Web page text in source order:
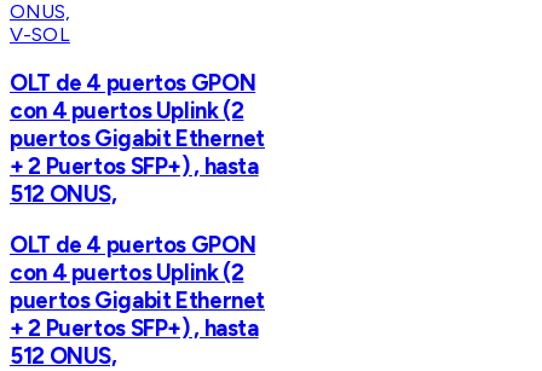
V-SOL
OLT de 4 puertos GPON
con 4 puertos Uplink (2
puertos Gigabit Ethernet
+ 2 Puertos SFP+) , hasta
512 ONUS,
OLT de 4 puertos GPON
con 4 puertos Uplink (2
puertos Gigabit Ethernet
+ 2 Puertos SFP+) , hasta
512 ONUS,